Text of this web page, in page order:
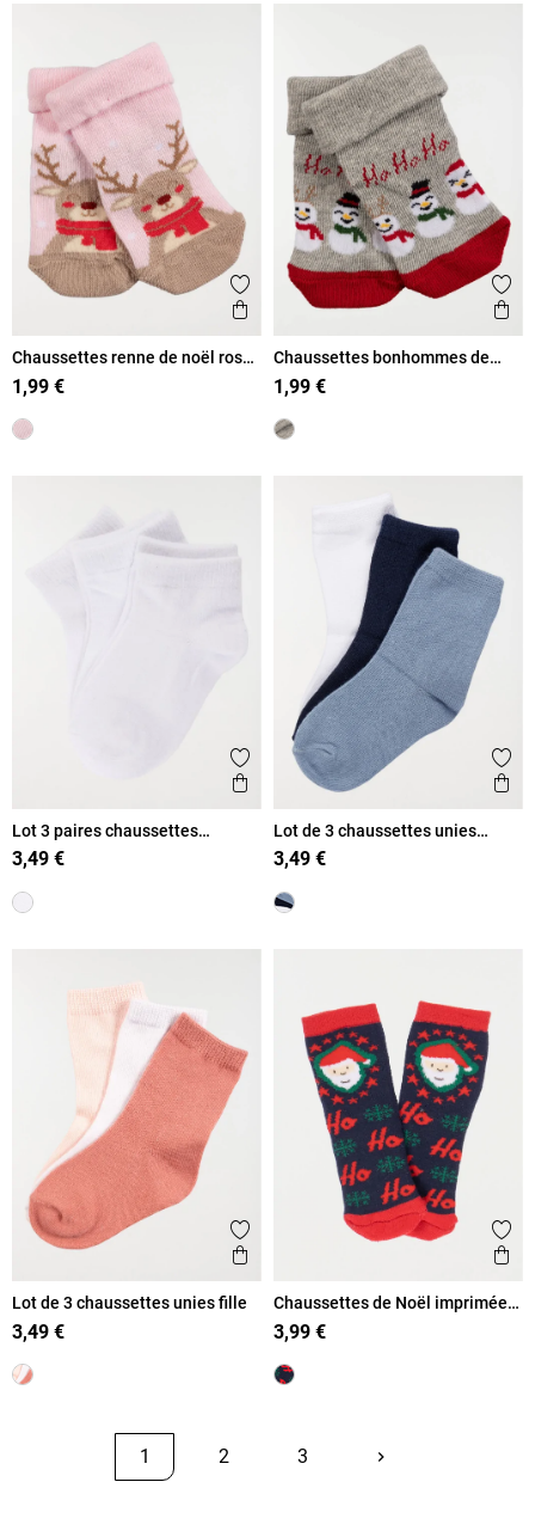
Ajouter aux favoris
Aperçu rapide
Chaussettes renne de noël rose
bébé
1,99 €
Chaussettes bonhommes de
neige bébé
1,99 €
Ajouter aux favoris
Aperçu rapide
Lot 3 paires chaussettes
blanches bébé
3,49 €
Lot de 3 chaussettes unies
garçon
3,49 €
Ajouter aux favoris
Aperçu rapide
Lot de 3 chaussettes unies fille
3,49 €
Chaussettes de Noël imprimées
bébé
3,99 €
1 2 3 keyboard_arrow_rightSuivant